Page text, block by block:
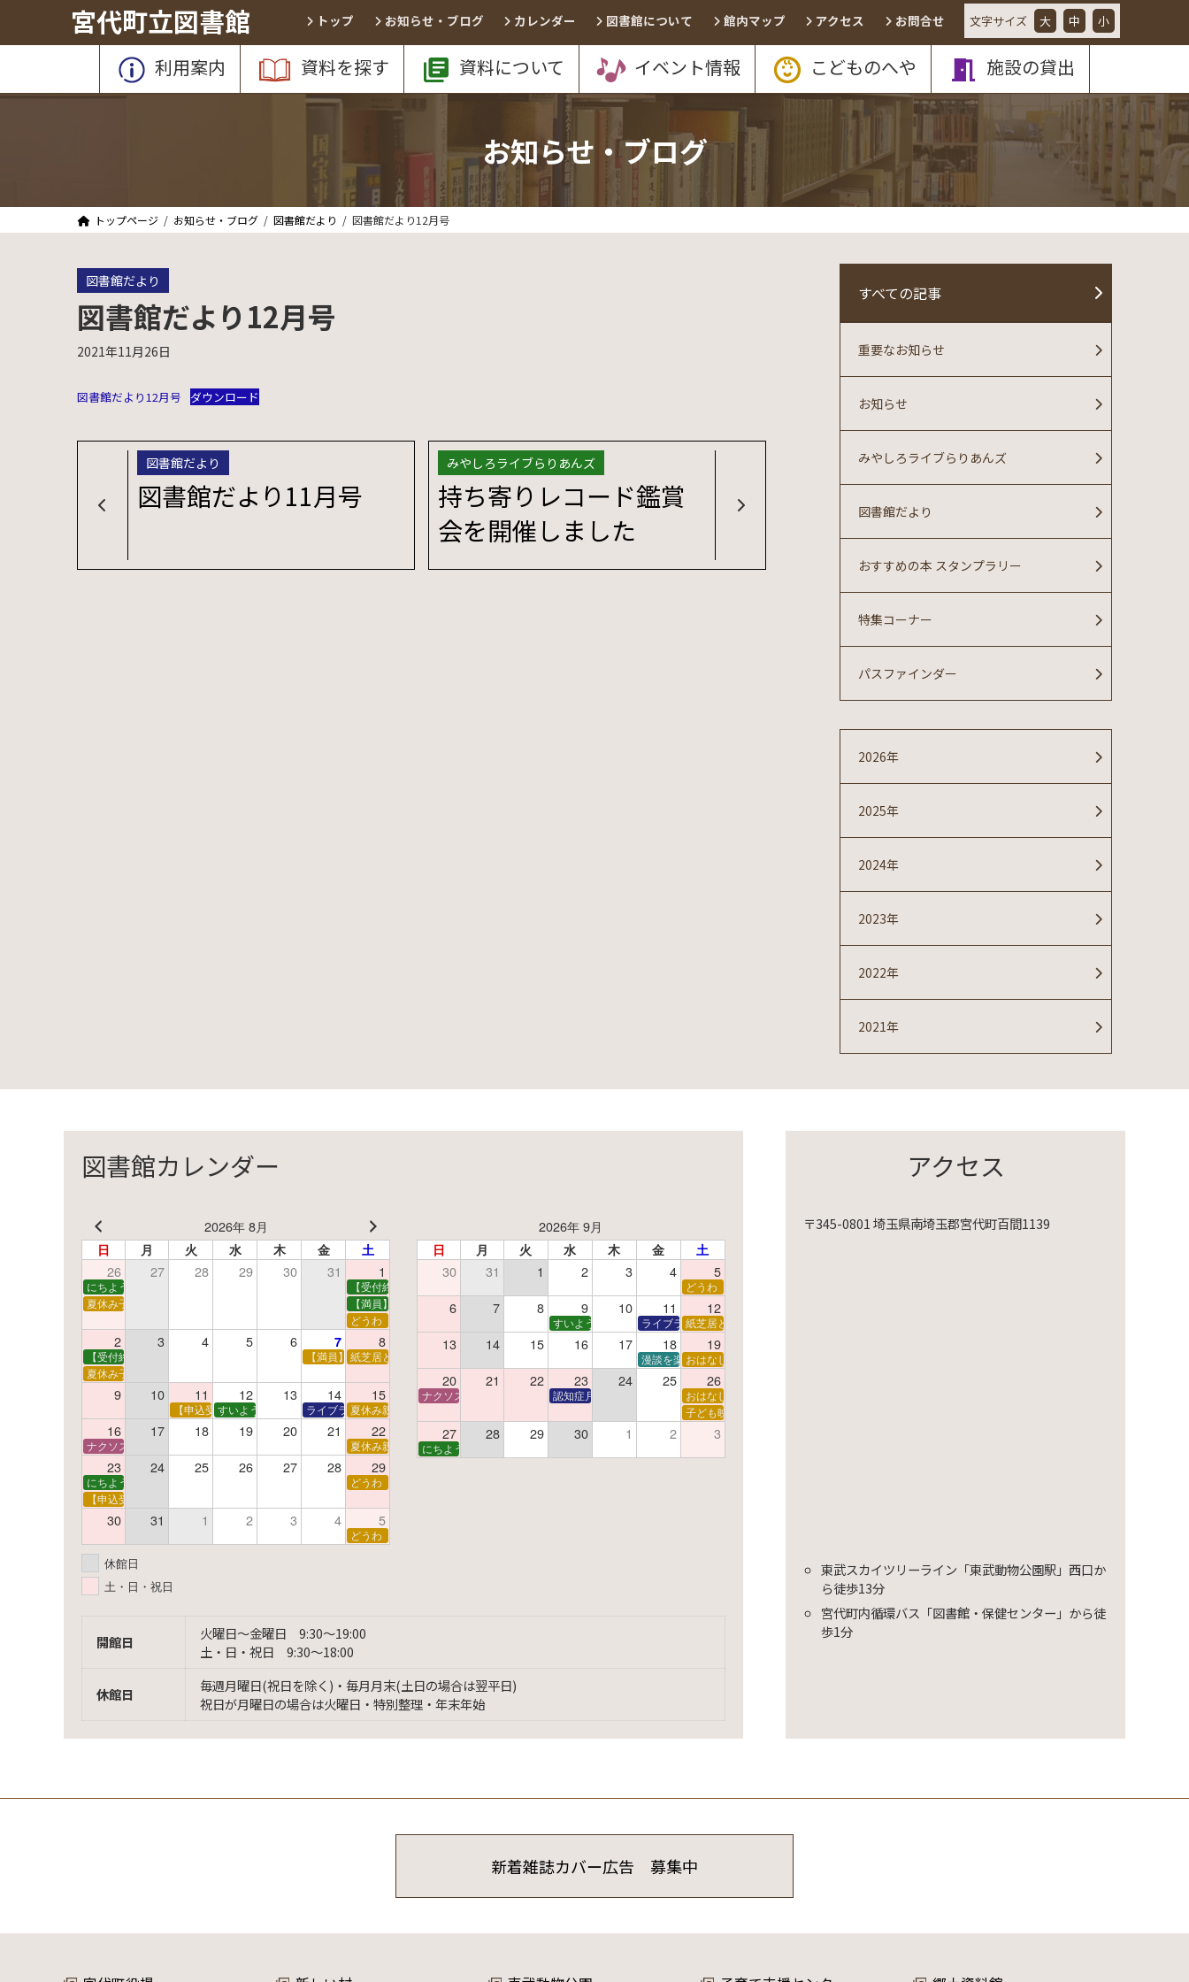
テ
ツ
ゲ
シ
宮代町立図書館 文字サイズ 大 中 小
トップ お知らせ・ブログ カレンダー 図書館について 館内マップ アクセス お問合せ
利用案内 資料を探す 資料について イベント情報 こどものへや 施設の貸出
お知らせ・ブログ
トップページ お知らせ・ブログ 図書館だより 図書館だより12月号
図書館だより
図書館だより12月号
2021年11月26日
図書館だより12月号 ダウンロード
図書館だより
図書館だより11月号
みやしろライブらりあんズ
持ち寄りレコード鑑賞
会を開催しました
すべての記事
重要なお知らせ
お知らせ
みやしろライブらりあんズ
図書館だより
おすすめの本 スタンプラリー
特集コーナー
パスファインダー
2026年
2025年
2024年
2023年
2022年
2021年
図書館カレンダー
2026年 8月
日 月 火 水 木 金 土
26 27 28 29 30 31 1
にちようえほん
【受付終了】親子で挑戦！調べ学習ワークショップ
夏休み子ども映画会
【満員】夏休み読書感想文教室
どうわ
2 3 4 5 6 7 8
【受付終了】親子で挑戦！調べ学習ワークショップ【満員】夏休み科学あそび教室
紙芝居と折り紙
夏休み子ども平和映画会
9 10 11 12 13 14 15
【申込受付中】夏休みおはなし工作会
すいようえほん ライブラリーシアター
夏休み親子で楽しむおはなしと映画の会
16 17 18 19 20 21 22
ナクソス音楽会 第5回 NHK交響楽団創立100年 夏休み親子で楽しむおはなしと映画の会
23 24 25 26 27 28 29
にちようえほん
どうわ
【申込受付中】ゆうべのこわ～いおはなし会
30 31 1 2 3 4 5
どうわ
2026年 9月
日 月 火 水 木 金 土
30 31 1 2 3 4 5
どうわ
6 7 8 9 10 11 12
すいようえほん ライブラリーシアター
紙芝居と折り紙
13 14 15 16 17 18 19
漫談を楽しむ会 ～漫談DVD上映会～
おはなし会
20 21 22 23 24 25 26
ナクソス音楽会 第6回 宇宙を感じるクラシック認知症月間 特別映画会「調査屋マオさんの恋文」
おはなし会
子ども映画会
27 28 29 30 1 2 3
にちようえほん
休館日
土・日・祝日
開館日
火曜日〜金曜日 9:30〜19:00
土・日・祝日 9:30〜18:00
休館日
毎週月曜日(祝日を除く)・毎月月末(土日の場合は翌平日)
祝日が月曜日の場合は火曜日・特別整理・年末年始
アクセス
〒345-0801 埼玉県南埼玉郡宮代町百間1139
東武スカイツリーライン「東武動物公園駅」西口か
ら徒歩13分
宮代町内循環バス「図書館・保健センター」から徒
歩1分
新着雑誌カバー広告 募集中